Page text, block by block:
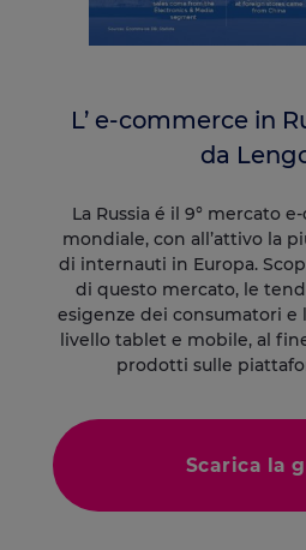
L’ e-commerce in
da
La Russia é il 9° mercato
mondiale, con all’attivo la
di internauti in Europa.
di questo mercato, le
esigenze dei consumatori e
livello tablet e mobile, al
prodotti sulle
Scarica la